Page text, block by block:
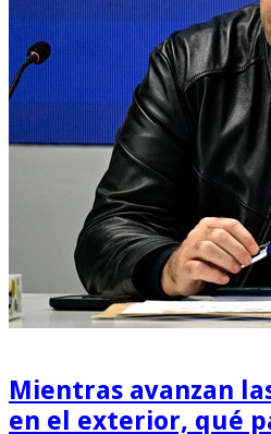
Mientras avanzan
en el exterior, qué